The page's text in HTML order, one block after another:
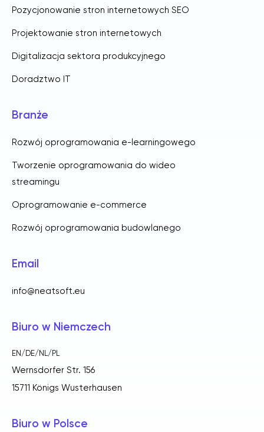
Pozycjonowanie stron internetowych SEO
Projektowanie stron internetowych
Digitalizacja sektora produkcyjnego
Doradztwo IT
Branże
Rozwój oprogramowania e-learningowego
Tworzenie oprogramowania do wideo
streamingu
Oprogramowanie e-commerce
Rozwój oprogramowania budowlanego
Email
info@neatsoft.eu
Biuro w Niemczech
EN/DE/NL/PL
Wernsdorfer Str. 156
15711 Königs Wusterhausen
Biuro w Polsce